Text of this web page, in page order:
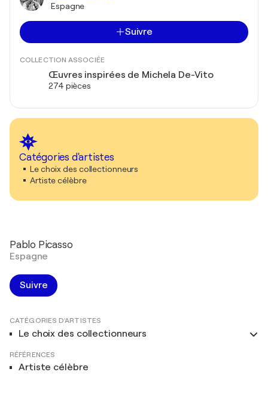
Espagne
Suivre
COLLECTION ASSOCIÉE
Œuvres inspirées de Michela De-Vito
274 pièces
Catégories d'artistes
Le choix des collectionneurs
Artiste célèbre
Pablo Picasso
Espagne
Suivre
CATÉGORIES D'ARTISTES
Le choix des collectionneurs
RÉFÉRENCES
Artiste célèbre